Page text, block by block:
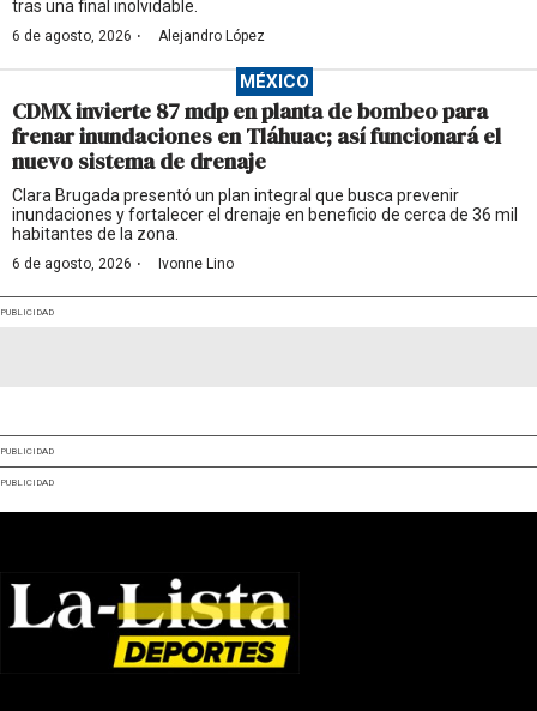
tras una final inolvidable.
6 de agosto, 2026 · Alejandro López
MÉXICO
CDMX invierte 87 mdp en planta de bombeo para
frenar inundaciones en Tláhuac; así funcionará el
nuevo sistema de drenaje
Clara Brugada presentó un plan integral que busca prevenir
inundaciones y fortalecer el drenaje en beneficio de cerca de 36 mil
habitantes de la zona.
6 de agosto, 2026 · Ivonne Lino
PUBLICIDAD
PUBLICIDAD
PUBLICIDAD